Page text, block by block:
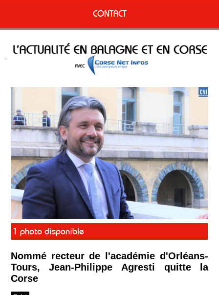
CONTACT
1 photo disponible
Nommé recteur de l'académie d'Orléans-
Tours, Jean-Philippe Agresti quitte la
Corse